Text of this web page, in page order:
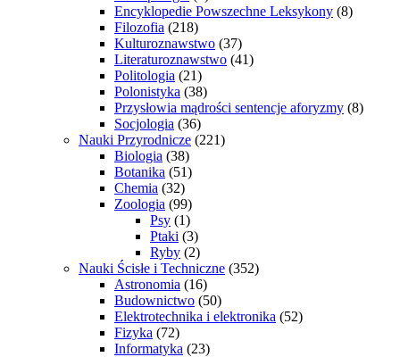
Encyklopedie Powszechne Leksykony (8)
Filozofia (218)
Kulturoznawstwo (37)
Literaturoznawstwo (41)
Politologia (21)
Polonistyka (38)
Przysłowia mądrości sentencje aforyzmy (8)
Socjologia (36)
Nauki Przyrodnicze (221)
Biologia (38)
Botanika (51)
Chemia (32)
Zoologia (99)
Psy (1)
Ptaki (3)
Ryby (2)
Nauki Ścisłe i Techniczne (352)
Astronomia (16)
Budownictwo (50)
Elektrotechnika i elektronika (52)
Fizyka (72)
Informatyka (23)